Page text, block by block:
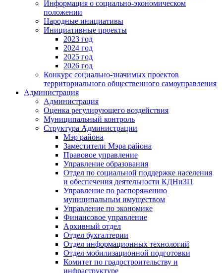
Информация о социально-экономическом
положении
Народные инициативы
Инициативные проекты
2023 год
2024 год
2025 год
2026 год
Конкурс социально-значимых проектов
территориального общественного самоуправления
Администрация
Администрация
Оценка регулирующего воздействия
Муниципальный контроль
Структура Администрации
Мэр района
Заместители Мэра района
Правовое управление
Управление образования
Отдел по социальной поддержке населения
и обеспечения деятельности КДНиЗП
Управление по распоряжению
муниципальным имуществом
Управление по экономике
Финансовое управление
Архивный отдел
Отдел бухгалтерии
Отдел информационных технологий
Отдел мобилизационной подготовки
Комитет по градостроительству и
инфраструктуре